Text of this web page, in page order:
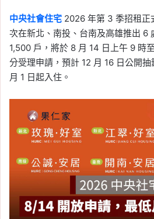
中央社會住宅 2026 年第 3 季招租正
次在新北、南投、台南及高雄推出 6
1,500 戶，將於 8 月 14 日上午 9 時
分受理申請，預計 12 月 16 日公開
月 1 日起入住。